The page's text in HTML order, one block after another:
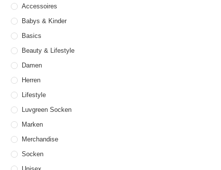
Accessoires
Babys & Kinder
Basics
Beauty & Lifestyle
Damen
Herren
Lifestyle
Luvgreen Socken
Marken
Merchandise
Socken